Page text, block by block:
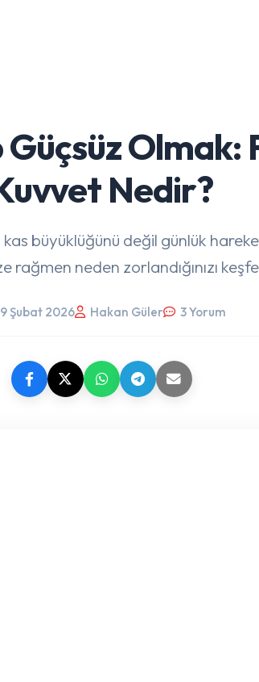
Olmak:
Nedir?
kas büyüklüğünü değil günlük
rağmen neden zorlandığınızı
Şubat 2026 Hakan Güler 3 Yorum